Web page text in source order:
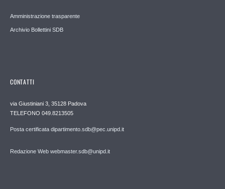
Amministrazione trasparente
Archivio Bollettini SDB
CONTATTI
via Giustiniani 3, 35128 Padova
TELEFONO 049.8213505
Posta certificata dipartimento.sdb@pec.unipd.it
Redazione Web webmaster.sdb@unipd.it